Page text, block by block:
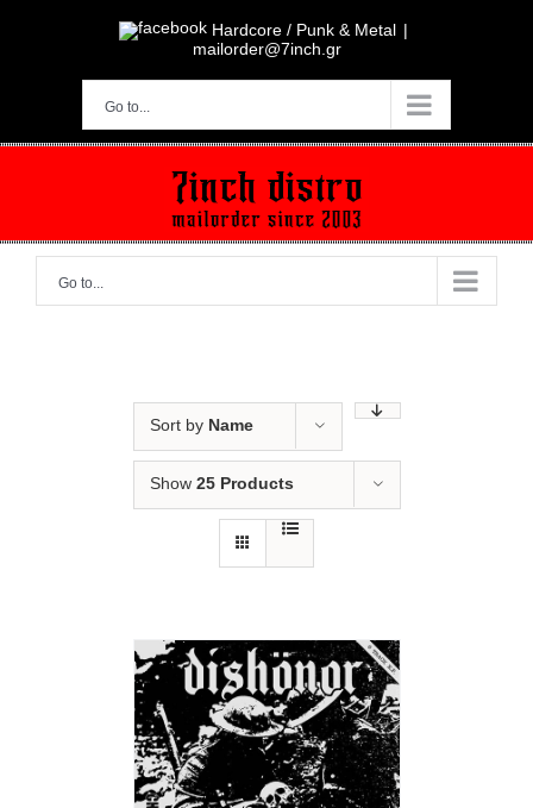
Hardcore / Punk & Metal |
mailorder@7inch.gr
Go to...
Go to...
Sort by Name
Show 25 Products